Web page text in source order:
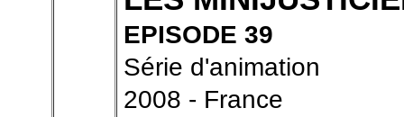
EPISODE 39
Série d'animation
2008 - France